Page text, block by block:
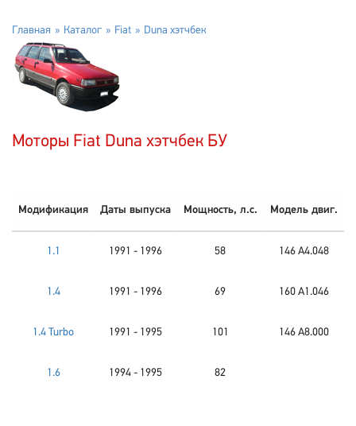
Главная Каталог Fiat Duna хэтчбек
Моторы Fiat Duna хэтчбек БУ
Модификация Даты выпуска Мощность, л.с. Модель двиг.
1.1 1991 - 1996 58 146 A4.048
1.4 1991 - 1996 69 160 A1.046
1.4 Turbo 1991 - 1995 101 146 A8.000
1.6 1994 - 1995 82